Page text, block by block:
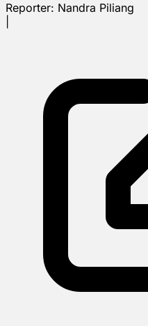
Reporter: Nandra Piliang